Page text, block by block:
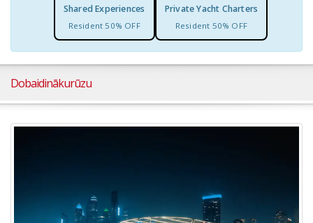
Shared Experiences
Resident 50% OFF
Private Yacht Charters
Resident 50% OFF
Dobaidinākurūzu